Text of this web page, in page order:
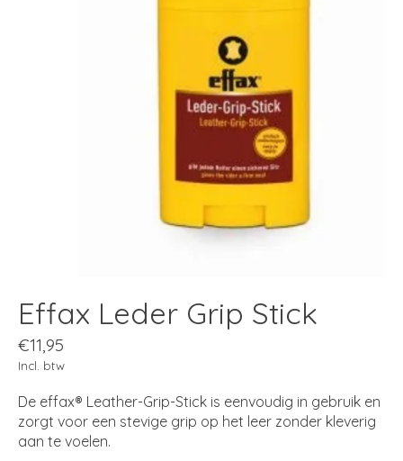
Effax Leder Grip Stick
€11,95
Incl. btw
De effax® Leather-Grip-Stick is eenvoudig in gebruik en
zorgt voor een stevige grip op het leer zonder kleverig
aan te voelen.